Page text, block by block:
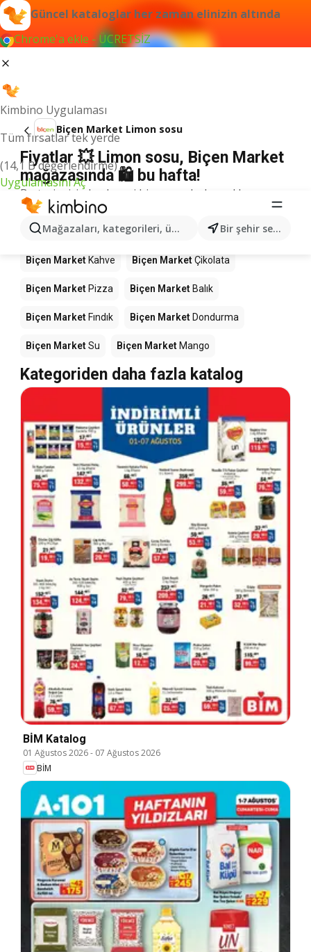
Güncel kataloglar her zaman elinizin altında
Chrome'a ekle - ÜCRETSİZ
Kimbino Uygulaması
Tüm fırsatlar tek yerde
(14,1 B değerlendirme)
Uygulamasını Aç
Mağazaları, kategorileri, ürünleri arayın... Bir şehir seçin
Biçen Market Limon sosu
Fiyatlar 💥 Limon sosu, Biçen Market
mağazasında 🛍️ bu hafta!
Bu terim için herhangi bir sonuç bulamadık.
Mağazalardaki diğer ürünler Biçen
Market
Biçen Market Kahve Biçen MarketÇikolata
Biçen Market Pizza Biçen Market Balık
Biçen Market Fındık Biçen Market Dondurma
Biçen MarketSu Biçen Market Mango
Kategoriden daha fazla katalog
BİM Katalog
01 Ağustos 2026- 07 Ağustos 2026
BİM